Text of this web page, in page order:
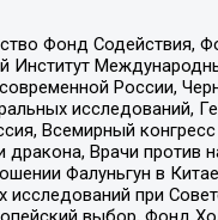
Фонд Содействия,
Международных
России,
исследований,
Всемирный конгресс
Врачи против
Фалуньгун в
при